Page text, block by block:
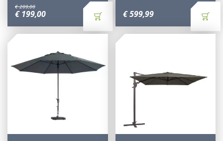
€ 209,00
€ 199,00 € 599,99